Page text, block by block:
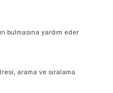
bulmasına yardım eder
arama ve sıralama